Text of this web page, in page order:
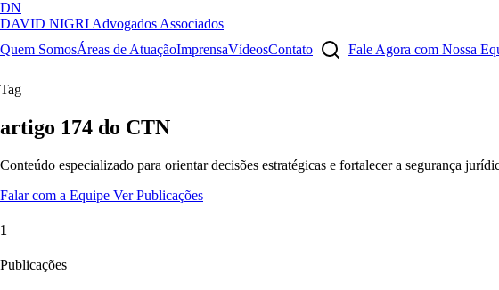
DN
DAVID NIGRI Advogados Associados
Quem SomosÁreas de AtuaçãoImprensaVídeosContato Fale Agora com Nossa
Artigos, sentenças, áreas de atuação, imprensa...
Tag
artigo 174 do CTN
Conteúdo especializado para orientar decisões estratégicas e fortalecer a segurança
Falar com a Equipe Ver Publicações
1
Publicações